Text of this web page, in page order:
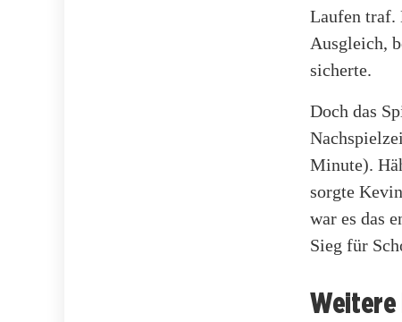
Laufen traf.
Ausgleich,
sicherte.
Doch das
Minute).
sorgte
war es das
Sieg für
Weitere